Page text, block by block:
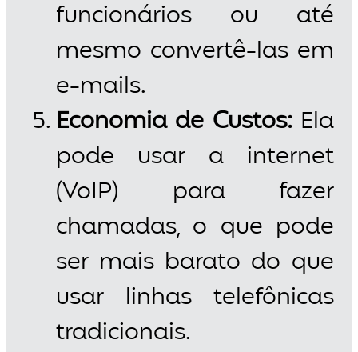
funcionários ou até
mesmo convertê-las em
e-mails.
Economia de Custos:Ela
pode usar a internet
(VoIP) para fazer
chamadas, o que pode
ser mais barato do que
usar linhas telefônicas
tradicionais.